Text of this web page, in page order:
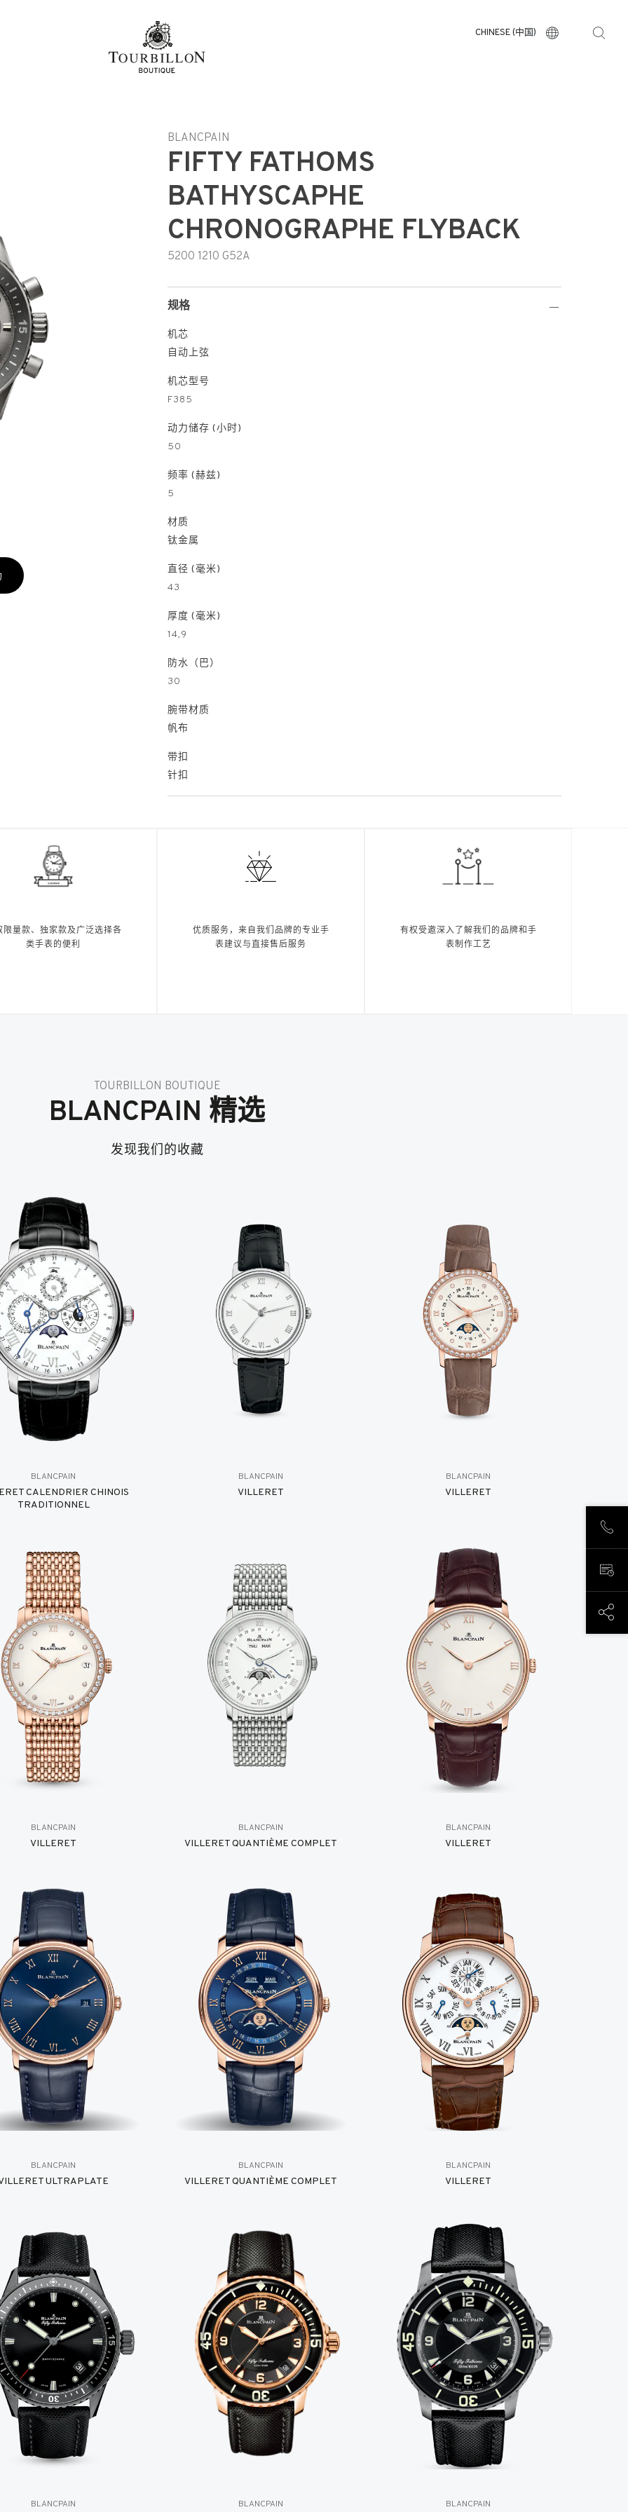
CHINESE (中国)
BLANCPAIN
FIFTY FATHOMS
BATHYSCAPHE
CHRONOGRAPHE FLYBACK
5200 1210 G52A
规格
机芯
自动上弦
机芯型号
F385
动力储存 (小时)
50
频率 (赫兹)
5
材质
钛金属
直径 (毫米)
43
厚度 (毫米)
14,9
防水（巴）
30
腕带材质
帆布
带扣
针扣
限量款、独家款及广泛选择各
类手表的便利
优质服务，来自我们品牌的专业手
表建议与直接售后服务
有权受邀深入了解我们的品牌和手
表制作工艺
TOURBILLON BOUTIQUE
BLANCPAIN 精选
发现我们的收藏
BLANCPAIN
CALENDRIER CHINOIS
TRADITIONNEL
BLANCPAIN
VILLERET
BLANCPAIN
VILLERET
BLANCPAIN
VILLERET
BLANCPAIN
VILLERET QUANTIÈME COMPLET
BLANCPAIN
VILLERET
BLANCPAIN
ULTRAPLATE
BLANCPAIN
VILLERET QUANTIÈME COMPLET
BLANCPAIN
VILLERET
BLANCPAIN BLANCPAIN BLANCPAIN
致电
预约
分享